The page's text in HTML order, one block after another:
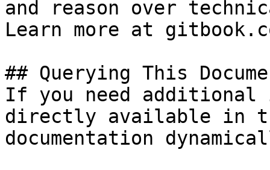
and reason over
Learn more at
## Querying This
If you need
directly available in
documentation